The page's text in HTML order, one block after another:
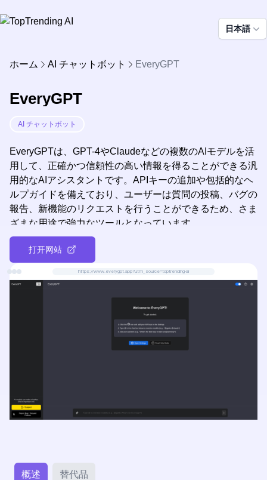
日本語
ホーム AI チャットボット EveryGPT
EveryGPT
AI チャットボット
EveryGPTは、GPT-4やClaudeなどの複数のAIモデルを活
用して、正確かつ信頼性の高い情報を得ることができる汎
用的なAIアシスタントです。APIキーの追加や包括的なヘ
ルプガイドを備えており、ユーザーは質問の投稿、バグの
報告、新機能のリクエストを行うことができるため、さま
ざまな用途で強力なツールとなっています。
打开网站
https://www.everygpt.app?utm_source=toptrending-ai
概述 替代品